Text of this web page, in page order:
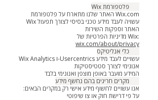
האתר שלנו מתארח על פלטפורמת Wix.com
Wix עשויה לעבד מידע טכני בסיסי לצורך תפעול
האתר וספקות השירות
מדיניות הפרטיות של Wix:
wix.com/about/privacy
Wix Analytics ו-Usercentrics עשויים לעבד מידע
אנונימי לצורך סטטיסטיקות
המידע מועבר באופן מוצפן ואנונימי בלבד
אנו עשויים לחשוף מידע אישי רק במקרים הבאים:
על פי דרישת חוק או צו שיפוטי